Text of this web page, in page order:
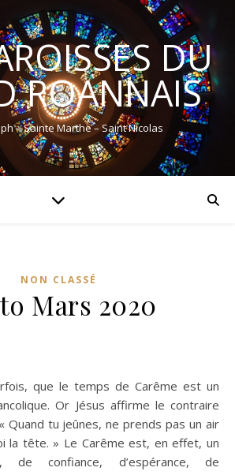
DU
ROANNAIS
– Sainte Marthe – Saint Nicolas
NON CLASSÉ
Mars 2020
que le temps de Carême est un
Or Jésus affirme le contraire
Quand tu jeûnes, ne prends pas un air
la tête. » Le Carême est, en effet, un
confiance, d’espérance, de